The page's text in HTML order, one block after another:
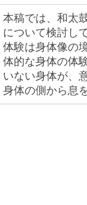
本稿では、和太
について検討し
体験は身体像の
体的な身体の体
いない身体が、
身体の側から息